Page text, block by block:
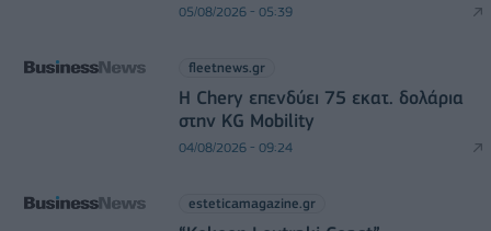
05/08/2026 - 05:39
fleetnews.gr
Η Chery επενδύει 75 εκατ. δολάρια
στην KG Mobility
04/08/2026 - 09:24
esteticamagazine.gr